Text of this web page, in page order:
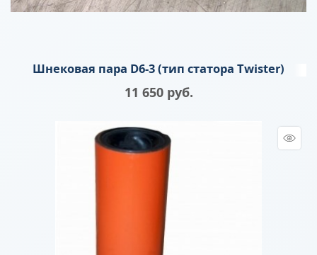
Шнековая пара D6-3 (тип статора Twister)
11 650 руб.